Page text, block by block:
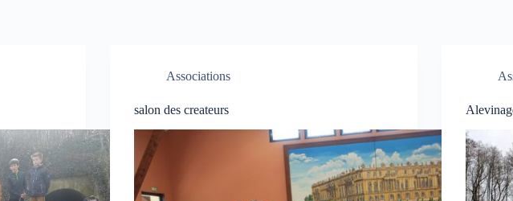
Associations
salon des createurs